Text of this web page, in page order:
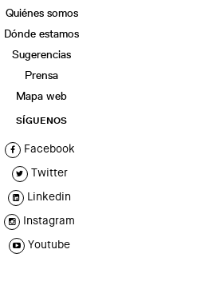
Quiénes somos
Dónde estamos
Sugerencias
Prensa
Mapa web
SÍGUENOS
Facebook
Twitter
Linkedin
Instagram
Youtube